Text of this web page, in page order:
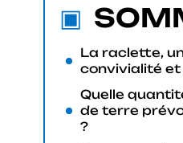
La raclette,
convivialité
Quelle
de terre
?